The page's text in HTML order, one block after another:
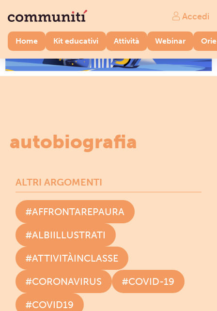
Home Kit educativi Attività Webinar
Accedi
autobiografia
ALTRI ARGOMENTI
#AFFRONTAREPAURA
#ALBIILLUSTRATI
#ATTIVITÀINCLASSE
#CORONAVIRUS
#COVID-19
#COVID19